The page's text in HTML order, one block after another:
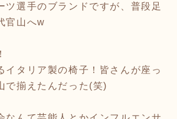
ツ選手のブランドですが、普段足
官山へw
イタリア製の椅子！皆さんが座っ
で揃えたんだった(笑)